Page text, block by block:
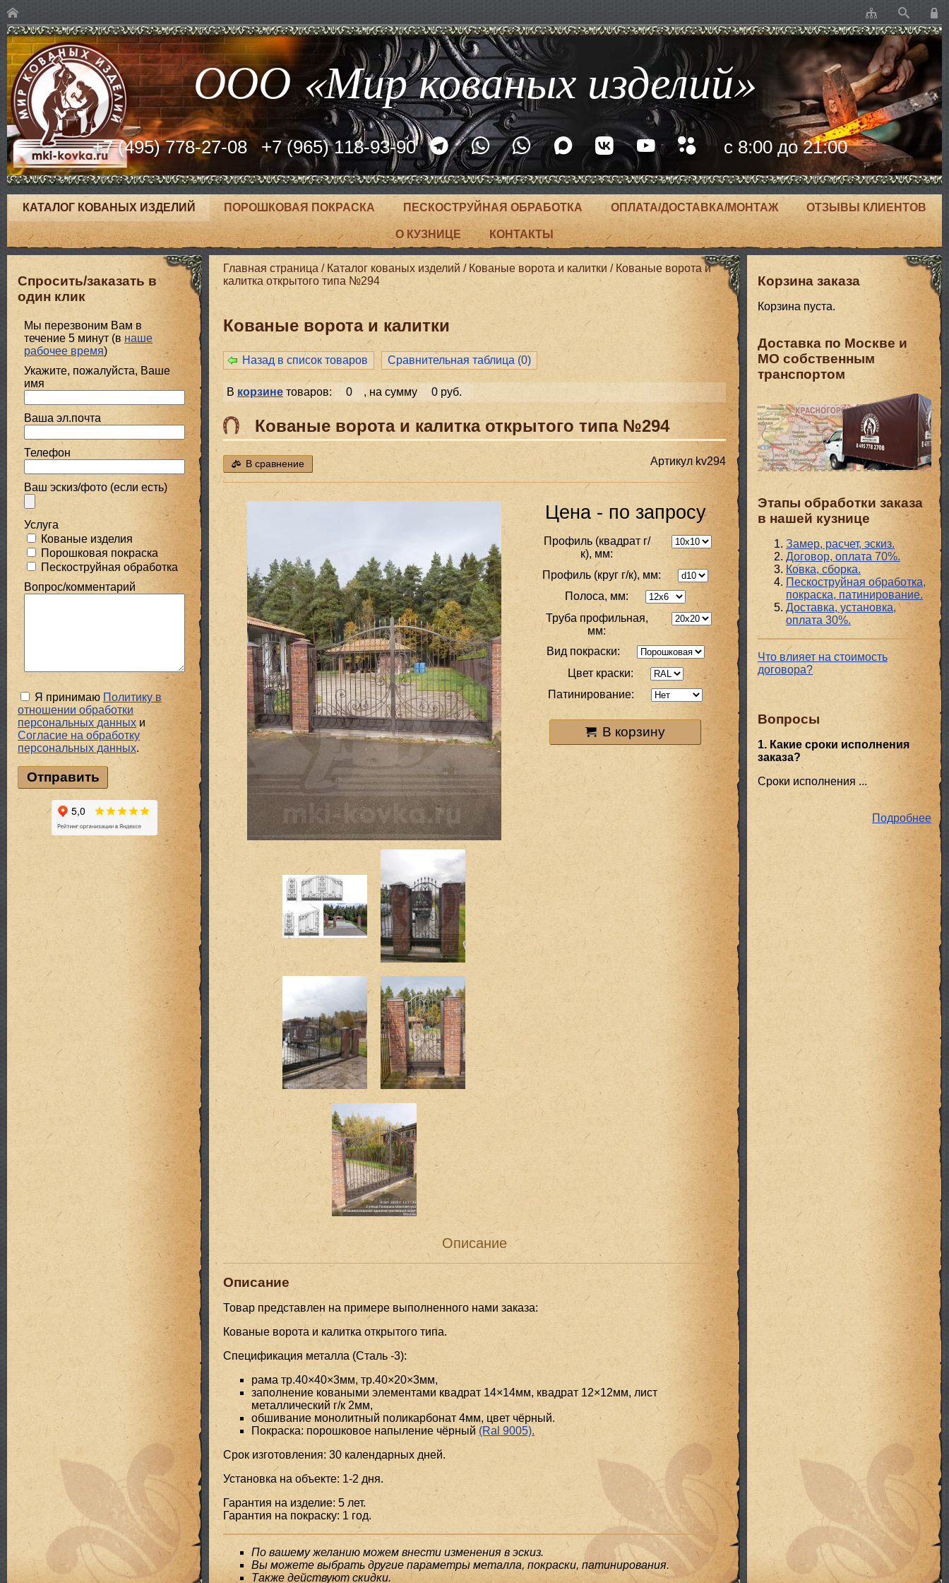
ООО «Мир кованых изделий»
+7 (495) 778-27-08 +7 (965) 118-93-90 с 8:00 до 21:00
КАТАЛОГ КОВАНЫХ ИЗДЕЛИЙ ПОРОШКОВАЯ ПОКРАСКА ПЕСКОСТРУЙНАЯ ОБРАБОТКА ОПЛАТА/ДОСТАВКА/МОНТАЖ ОТЗЫВЫ КЛИЕНТОВ
О КУЗНИЦЕ КОНТАКТЫ
Главная страница / Каталог кованых изделий / Кованые ворота и калитки / Кованые ворота и
калитка открытого типа №294
Кованые ворота и калитки
Назад в список товаров Сравнительная таблица (0)
В корзинетоваров: 0 , на сумму 0 руб.
Кованые ворота и калитка открытого типа №294
В сравнение Артикул kv294
Цена - по запросу
Профиль (квадрат г/
к), мм:
Профиль (круг г/к), мм:
Полоса, мм:
Труба профильная,
мм:
Вид покраски:
Цвет краски:
Патинирование:
В корзину
Описание
Описание
Товар представлен на примере выполненного нами заказа:
Кованые ворота и калитка открытого типа.
Спецификация металла (Сталь -3):
рама тр.40×40×3мм, тр.40×20×3мм,
заполнение коваными элементами квадрат 14×14мм, квадрат 12×12мм, лист
металлический г/к 2мм,
обшивание монолитный поликарбонат 4мм, цвет чёрный.
Покраска: порошковое напыление чёрный (Ral 9005).
Срок изготовления: 30 календарных дней.
Установка на объекте: 1-2 дня.
Гарантия на изделие: 5 лет.
Гарантия на покраску: 1 год.
По вашему желанию можем внести изменения в эскиз.
Вы можете выбрать другие параметры металла, покраски, патинирования.
Также действуют скидки.
Спросить/заказать в
один клик
Мы перезвоним Вам в
течение 5 минут (в наше
рабочее время)
Укажите, пожалуйста, Ваше
имя
Ваша эл.почта
Телефон
Ваш эскиз/фото (если есть)
Услуга
Кованые изделия
Порошковая покраска
Пескоструйная обработка
Вопрос/комментарий
Я принимаю Политику в
отношении обработки
персональных данных и
Cогласие на обработку
персональных данных.
Корзина заказа
Корзина пуста.
Доставка по Москве и
МО собственным
транспортом
Этапы обработки заказа
в нашей кузнице
Замер, расчет, эскиз.
Договор, оплата 70%.
Ковка, сборка.
Пескоструйная обработка,
покраска, патинирование.
Доставка, установка,
оплата 30%.
Что влияет на стоимость
договора?
Вопросы
1. Какие сроки исполнения
заказа?
Сроки исполнения ...
Подробнее